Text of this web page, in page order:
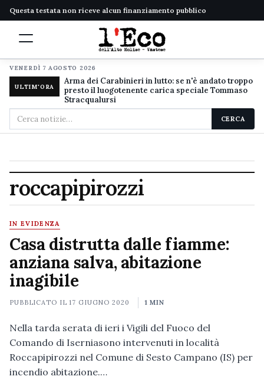
Questa testata non riceve alcun finanziamento pubblico
VENERDÌ 7 AGOSTO 2026
ULTIM'ORA
Arma dei Carabinieri in lutto: se n'è andato troppo
presto il luogotenente carica speciale Tommaso
Stracqualursi
Cerca
nel
CERCA
roccapipirozzi
IN EVIDENZA
Casa distrutta dalle fiamme:
anziana salva, abitazione
inagibile
PUBBLICATO IL17 GIUGNO 2020 1 MIN
Nella tarda serata di ieri i Vigili del Fuoco del
Comando di Iserniasono intervenuti in località
Roccapipirozzi nel Comune di Sesto Campano (IS) per
incendio abitazione.…